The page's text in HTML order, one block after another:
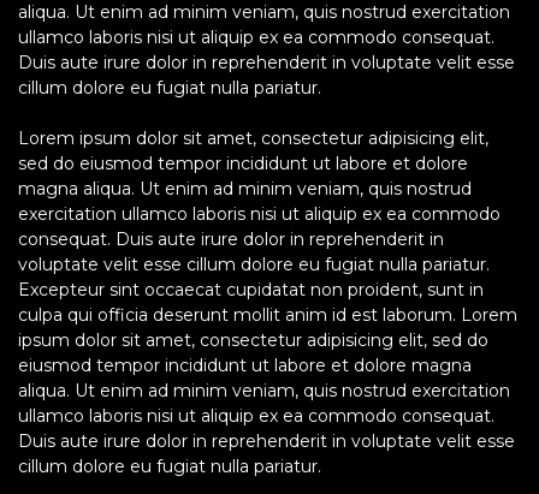
aliqua. Ut enim ad minim veniam, quis nostrud exercitation
ullamco laboris nisi ut aliquip ex ea commodo consequat.
Duis aute irure dolor in reprehenderit in voluptate velit esse
cillum dolore eu fugiat nulla pariatur.
Lorem ipsum dolor sit amet, consectetur adipisicing elit,
sed do eiusmod tempor incididunt ut labore et dolore
magna aliqua. Ut enim ad minim veniam, quis nostrud
exercitation ullamco laboris nisi ut aliquip ex ea commodo
consequat. Duis aute irure dolor in reprehenderit in
voluptate velit esse cillum dolore eu fugiat nulla pariatur.
Excepteur sint occaecat cupidatat non proident, sunt in
culpa qui officia deserunt mollit anim id est laborum. Lorem
ipsum dolor sit amet, consectetur adipisicing elit, sed do
eiusmod tempor incididunt ut labore et dolore magna
aliqua. Ut enim ad minim veniam, quis nostrud exercitation
ullamco laboris nisi ut aliquip ex ea commodo consequat.
Duis aute irure dolor in reprehenderit in voluptate velit esse
cillum dolore eu fugiat nulla pariatur.